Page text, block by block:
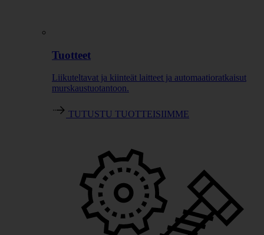
Tuotteet
Liikuteltavat ja kiinteät laitteet ja automaatioratkaisut
murskaustuotantoon.
TUTUSTU TUOTTEISIIMME